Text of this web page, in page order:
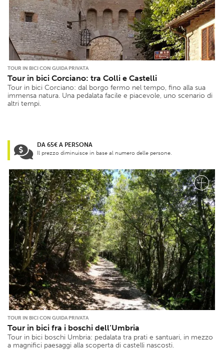
TOUR IN BICI CON GUIDA PRIVATA
Tour in bici Corciano: tra Colli e Castelli
Tour in bici Corciano: dal borgo fermo nel tempo, fino alla sua
immensa natura. Una pedalata facile e piacevole, uno scenario di
altri tempi.
DA 65€ A PERSONA
Il prezzo diminuisce in base al numero delle persone.
TOUR IN BICI CON GUIDA PRIVATA
Tour in bici fra i boschi dell’Umbria
Tour in bici boschi Umbria: pedalata tra prati e santuari, in mezzo
a magnifici paesaggi alla scoperta di castelli nascosti.